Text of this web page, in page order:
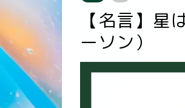
【名言】
ーソン）